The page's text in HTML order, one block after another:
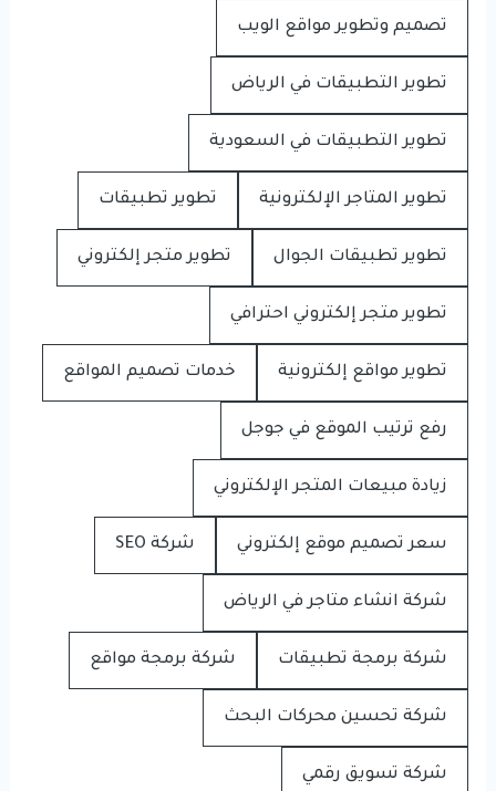
تصميم وتطوير مواقع الويب
تطوير التطبيقات في الرياض
تطوير التطبيقات في السعودية
تطوير المتاجر الإلكترونية تطوير تطبيقات
تطوير تطبيقات الجوال تطوير متجر إلكتروني
تطوير متجر إلكتروني احترافي
تطوير مواقع إلكترونية خدمات تصميم المواقع
رفع ترتيب الموقع في جوجل
زيادة مبيعات المتجر الإلكتروني
سعر تصميم موقع إلكتروني شركة SEO
شركة انشاء متاجر في الرياض
شركة برمجة تطبيقات شركة برمجة مواقع
شركة تحسين محركات البحث
شركة تسويق رقمي